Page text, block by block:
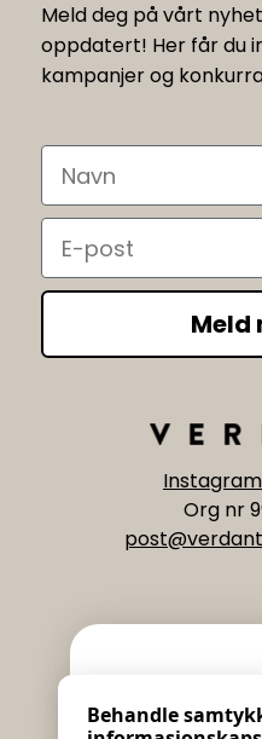
Meld deg på vårt
oppdatert! Her får du
kampanjer og
Navn
Email
Meld
Instagram
Org nr
Behandle